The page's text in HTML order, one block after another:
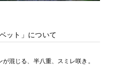
ット」について
混じる、半八重、スミレ咲き。